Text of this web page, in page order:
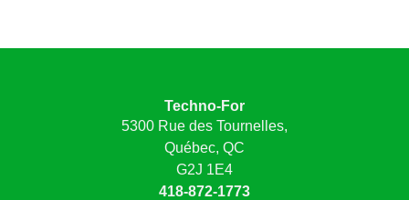
Techno-For
5300 Rue des Tournelles,
Québec, QC
G2J 1E4
418-872-1773